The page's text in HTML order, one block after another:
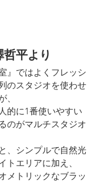
平より
』ではよくフレッシ
のスタジオを使わせ
、
的に1番使いやすい
のがマルチスタジオ
、シンプルで自然光
トエリアに加え、
メトリックなブラッ